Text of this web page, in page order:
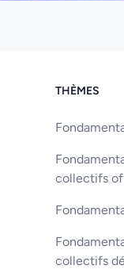
THÈMES
collectifs
collectifs